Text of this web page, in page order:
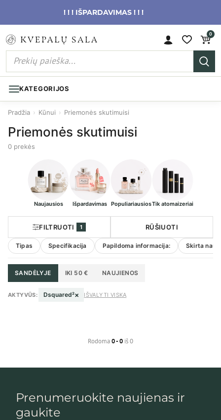
! ! ! IŠPARDAVIMAS ! ! !
0
KATEGORIJOS
Pradžia › Kūnui › Priemonės skutimuisi
Priemonės skutimuisi
0 prekės
Naujausios Išpardavimas PopuliariausiosTik atomaizeriai
FILTRUOTI 1
Tipas Specifikacija Papildoma informacija: Skirta
RŪŠIUOTI
SANDĖLYJE IKI 50 € NAUJIENOS
AKTYVŪS: Dsquared²× IŠVALYTI VISKĄ
Rodoma0 - 0 iš 0
Prenumeruokite naujienas ir
gaukite